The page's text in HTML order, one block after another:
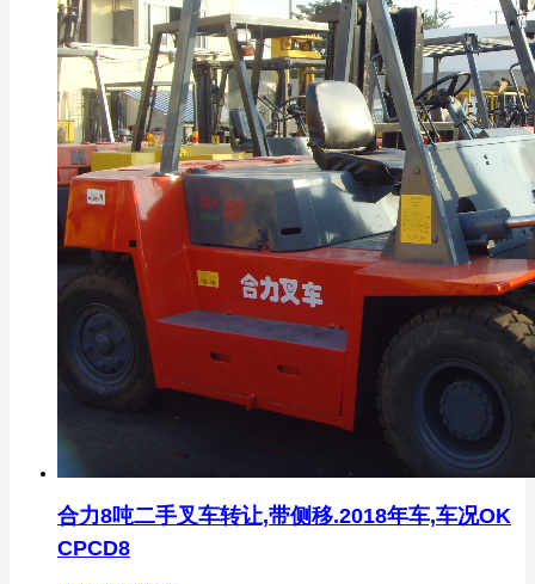
合力8吨二手叉车转让,带侧移.2018年车,车况OK
CPCD8